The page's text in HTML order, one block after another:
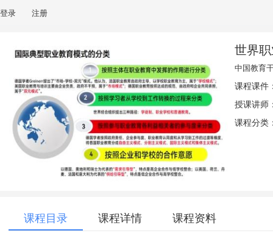
登录 注册
世界
中国教育
课程课件
授课讲师
课程分类
课程目录 课程详情 课程资料